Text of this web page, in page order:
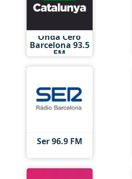
Onda Cero
Barcelona 93.5
FM
Ser 96.9 FM